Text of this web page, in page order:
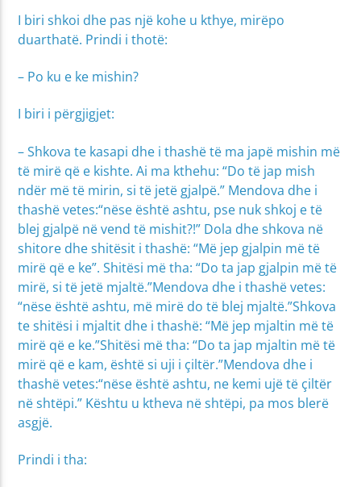
I biri shkoi dhe pas një kohe u kthye, mirëpo
duarthatë. Prindi i thotë:
– Po ku e ke mishin?
I biri i përgjigjet:
– Shkova te kasapi dhe i thashë të ma japë mishin më
të mirë që e kishte. Ai ma kthehu: “Do të jap mish
ndër më të mirin, si të jetë gjalpë.” Mendova dhe i
thashë vetes:“nëse është ashtu, pse nuk shkoj e të
blej gjalpë në vend të mishit?!” Dola dhe shkova në
shitore dhe shitësit i thashë: “Më jep gjalpin më të
mirë që e ke”. Shitësi më tha: “Do ta jap gjalpin më të
mirë, si të jetë mjaltë.”Mendova dhe i thashë vetes:
“nëse është ashtu, më mirë do të blej mjaltë.”Shkova
te shitësi i mjaltit dhe i thashë: “Më jep mjaltin më të
mirë që e ke.”Shitësi më tha: “Do ta jap mjaltin më të
mirë që e kam, është si uji i çiltër.”Mendova dhe i
thashë vetes:“nëse është ashtu, ne kemi ujë të çiltër
në shtëpi.” Kështu u ktheva në shtëpi, pa mos blerë
asgjë.
Prindi i tha: